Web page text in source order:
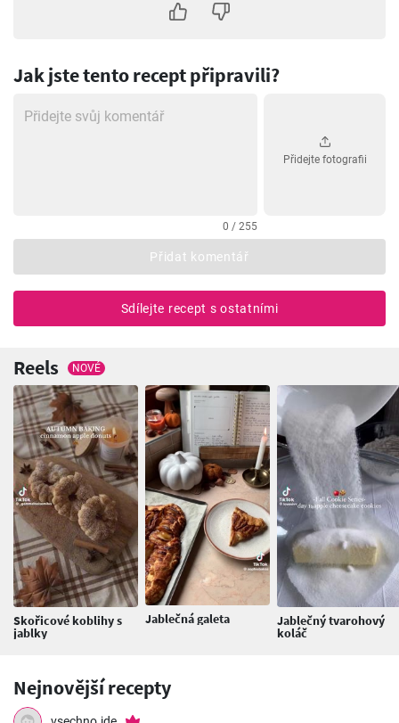
Jak jste tento recept připravili?
0 / 255
Přidejte fotografii
Přidat komentář
Sdílejte recept s ostatními
Reels NOVÉ
Skořicové koblihy s
jablky
Jablečná galeta Jablečný tvarohový
koláč
Nejnovější recepty